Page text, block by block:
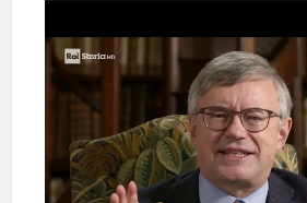
@davidcountrysideSaid: 1 Months 12
9:45 La memoria non sempre unisce